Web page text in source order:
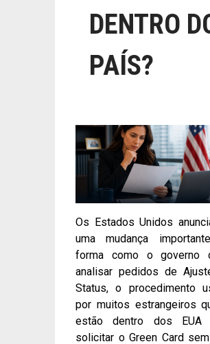
DENTRO
PAÍS?
Os Estados Unidos
uma mudança
forma como o governo
analisar pedidos de
Status, o procedimento
por muitos estrangeiros
estão dentro dos EUA
solicitar o Green Card